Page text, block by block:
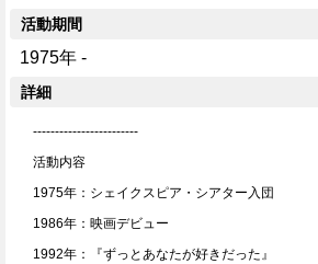
活動期間
1975年 -
詳細
------------------------
活動内容
1975年：シェイクスピア・シアター入団
1986年：映画デビュー
1992年：『ずっとあなたが好きだった』